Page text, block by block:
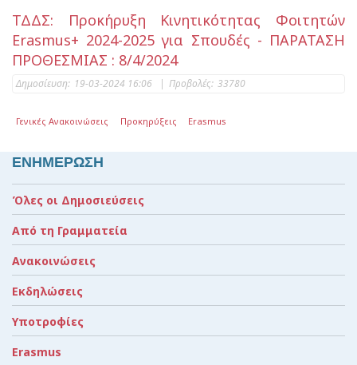
ΤΔΔΣ: Προκήρυξη Kινητικότητας Φοιτητών
Erasmus+ 2024-2025 για Σπουδές - ΠΑΡΑΤΑΣΗ
ΠΡΟΘΕΣΜΙΑΣ : 8/4/2024
Δημοσίευση: 19-03-2024 16:06 | Προβολές: 33780
Γενικές Ανακοινώσεις Προκηρύξεις Erasmus
ΕΝΗΜΕΡΩΣΗ
Όλες οι Δημοσιεύσεις
Από τη Γραμματεία
Ανακοινώσεις
Εκδηλώσεις
Υποτροφίες
Erasmus